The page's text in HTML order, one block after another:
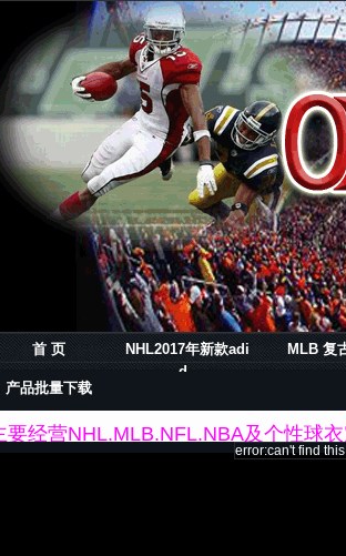
首 页
NHL2017年新款adi
d..
MLB 复
产品批量下载
主要经营NHL.MLB.NFL.NBA及个性球
error:can't find